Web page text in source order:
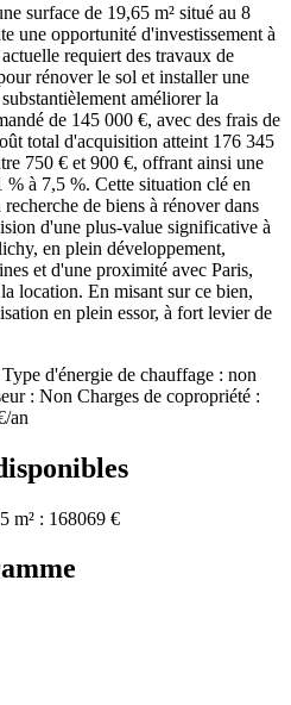
surface de 19,65 m² situé au 8
une opportunité d'investissement à
requiert des travaux de
rénover le sol et installer une
améliorer la
de 145 000 €, avec des frais de
total d'acquisition atteint 176 345
750 € et 900 €, offrant ainsi une
à 7,5 %. Cette situation clé en
de biens à rénover dans
d'une plus-value significative à
en plein développement,
et d'une proximité avec Paris,
location. En misant sur ce bien,
en plein essor, à fort levier de
d'énergie de chauffage : non
: Non Charges de copropriété :
an
m² : 168069 €